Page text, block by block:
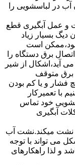
در لباسشویی را
و ﻋﻤﻞ آﺑﮕﯿﺮی ﻗﻄﻊ
دﯾﮓ ﺑﺴﯿﺎر زﯾﺎد
است
برق دستگاه را
آید،اشکال از شیر
برق متوقف
فشار و یا کم بودن
با تعمیرکار
خود تماس
آبگیری
آب ﻧﺸﺖ میکند.نشت آب
می تواند با توجه
و لذا راهکارهای